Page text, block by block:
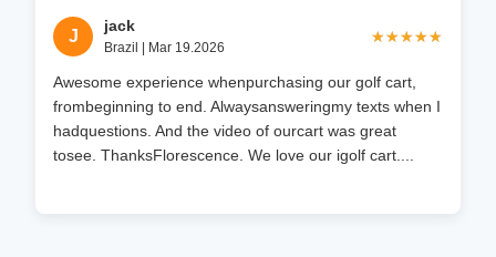
J
jack
Brazil | Mar 19.2026
★★★★★
★★★★★
Awesome experience whenpurchasing our golf cart,
frombeginning to end. Alwaysansweringmy texts when I
hadquestions. And the video of ourcart was great
tosee. ThanksFlorescence. We love our igolf cart....